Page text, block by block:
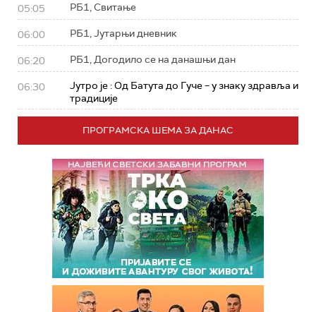
05:05 РБ1, Свитање
06:00 РБ1, Јутарњи дневник
06:20 РБ1, Догодило се на данашњи дан
06:30
Јутро је : Од Батута до Гуче – у знаку здравља и
традиције
ПРОГРАМСКА ШЕМА ЗА ДАНАС